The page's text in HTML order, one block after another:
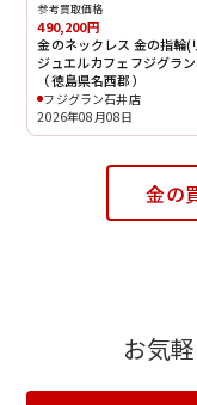
参考買取価格
490,200円
金のネックレス 金の指輪(
ジュエルカフェフジグラ
（徳島県名西郡）
フジグラン石井店
2026年08月08日
金の
お気